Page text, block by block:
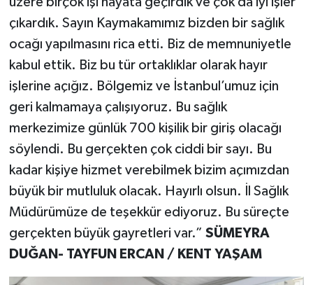
çıkardık. Sayın Kaymakamımız bizden bir sağlık
ocağı yapılmasını rica etti. Biz de memnuniyetle
kabul ettik. Biz bu tür ortaklıklar olarak hayır
işlerine açığız. Bölgemiz ve İstanbul’umuz için
geri kalmamaya çalışıyoruz. Bu sağlık
merkezimize günlük 700 kişilik bir giriş olacağı
söylendi. Bu gerçekten çok ciddi bir sayı. Bu
kadar kişiye hizmet verebilmek bizim açımızdan
büyük bir mutluluk olacak. Hayırlı olsun. İl Sağlık
Müdürümüze de teşekkür ediyoruz. Bu süreçte
gerçekten büyük gayretleri var.” SÜMEYRA
DUĞAN- TAYFUN ERCAN / KENT YAŞAM